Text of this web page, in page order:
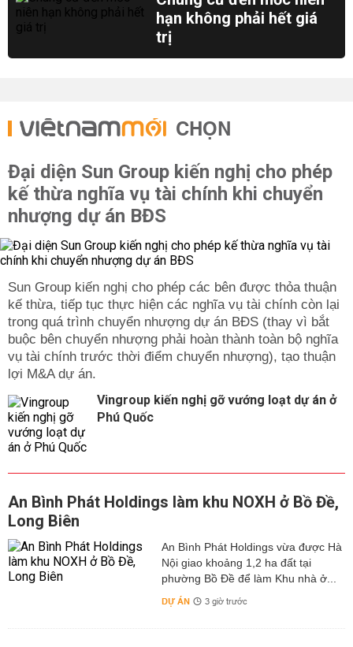
hạn không phải hết giá
trị
CHỌN
Đại diện Sun Group kiến nghị cho phép
kế thừa nghĩa vụ tài chính khi chuyển
nhượng dự án BĐS
Sun Group kiến nghị cho phép các bên được thỏa thuận
kế thừa, tiếp tục thực hiện các nghĩa vụ tài chính còn lại
trong quá trình chuyển nhượng dự án BĐS (thay vì bắt
buộc bên chuyển nhượng phải hoàn thành toàn bộ nghĩa
vụ tài chính trước thời điểm chuyển nhượng), tạo thuận
lợi M&A dự án.
Vingroup kiến nghị gỡ vướng loạt dự án ở
Phú Quốc
An Bình Phát Holdings làm khu NOXH ở Bồ Đề,
Long Biên
An Bình Phát Holdings vừa được Hà
Nội giao khoảng 1,2 ha đất tại
phường Bồ Đề để làm Khu nhà ở...
DỰ ÁN 3 giờ trước